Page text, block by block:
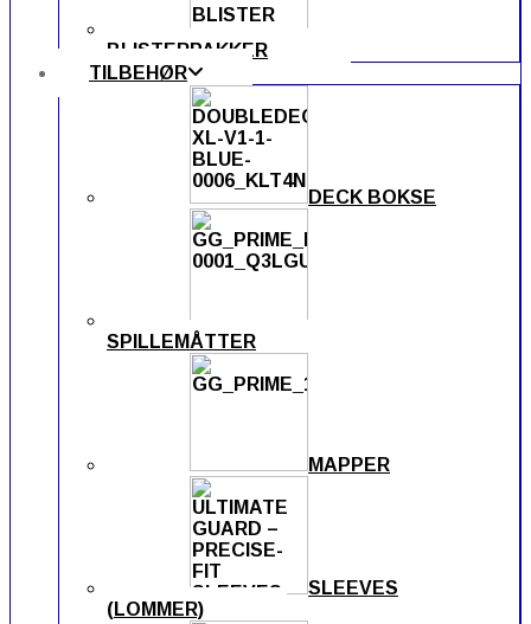
BLISTERPAKKER
TILBEHØR
DECK BOKSE
SPILLEMÅTTER
MAPPER
SLEEVES
(LOMMER)